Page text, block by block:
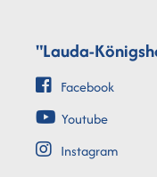
"Lauda-
Facebook
Youtube
Instagram